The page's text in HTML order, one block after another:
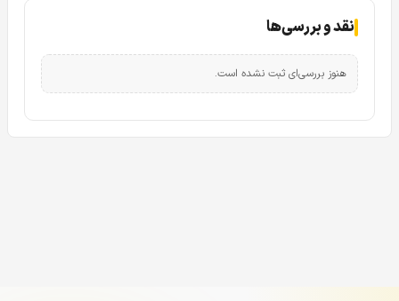
بالت داهوا مدل 2439SP-SA-LED-S2
شبکه داهوا مدل DH-IPC-HFW2439SP-SA-LED-S2 قابلیت
نقد و بررسی‌ها
هنوز بررسی‌ای ثبت نشده است.